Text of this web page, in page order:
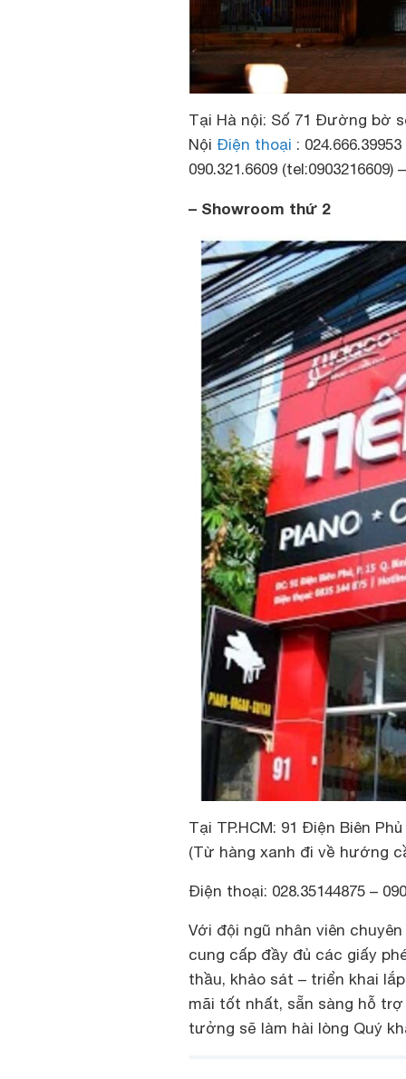
Tại Hà nội: Số 71 Đường bờ
Nội Điện thoại :
090.321.6609 (tel:0903216609)
– Showroom thứ 2
Tại TP.HCM: 91 Điện Biên
(Từ hàng xanh đi về hướng
Điện thoại: 028.35144875 –
Với đội ngũ nhân viên
cung cấp đầy đủ các giấy
thầu, khảo sát – triển khai
mãi tốt nhất, sẵn sàng hỗ
tưởng sẽ làm hài lòng Quý